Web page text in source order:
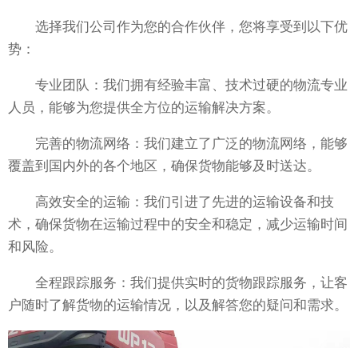
选择我们公司作为您的合作伙伴，您将享受到以下优
势：
专业团队：我们拥有经验丰富、技术过硬的物流专业
人员，能够为您提供全方位的运输解决方案。
完善的物流网络：我们建立了广泛的物流网络，能够
覆盖到国内外的各个地区，确保货物能够及时送达。
高效安全的运输：我们引进了先进的运输设备和技
术，确保货物在运输过程中的安全和稳定，减少运输时间
和风险。
全程跟踪服务：我们提供实时的货物跟踪服务，让客
户随时了解货物的运输情况，以及解答您的疑问和需求。